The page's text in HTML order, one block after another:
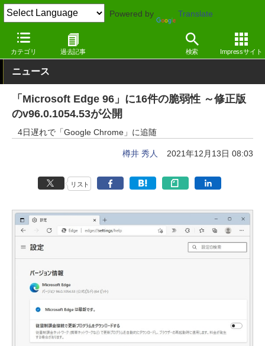
Powered by Translate
カテゴリ 過去記事 検索 Impressサイト
窓の杜 セキュリティ
ニュース
「Microsoft Edge 96」に16件の脆弱性 ～修正版
のv96.0.1054.53が公開
4日遅れで「Google Chrome」に追随
樽井 秀人 2021年12月13日 08:03
リスト